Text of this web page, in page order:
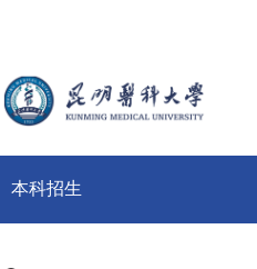
本科招生